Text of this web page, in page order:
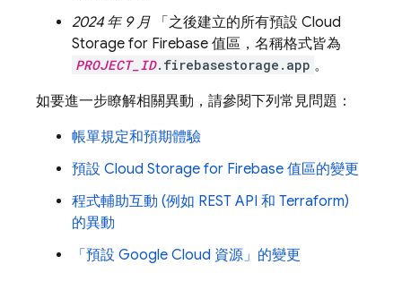
2024 年 9 月
「之後建立的所有預設 Cloud
Storage for Firebase 值區，名稱格式皆為
PROJECT_ID.firebasestorage.app 。
如要進一步瞭解相關異動，請參閱下列常見問題：
帳單規定和預期體驗
預設 Cloud Storage for Firebase 值區的變更
程式輔助互動 (例如 REST API 和 Terraform)
的異動
「預設 Google Cloud 資源」的變更